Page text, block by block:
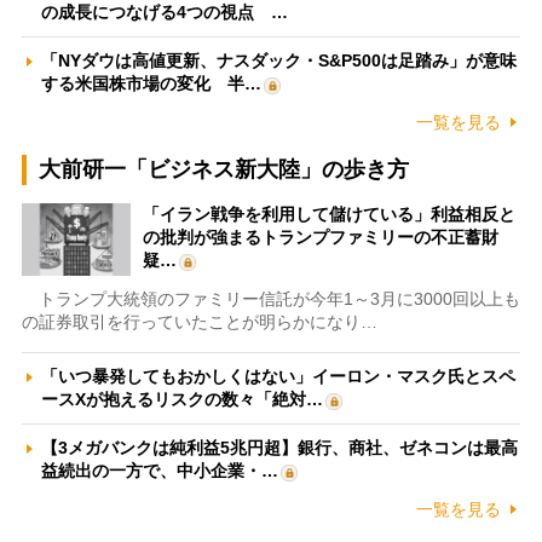
の成長につなげる4つの視点 …
「NYダウは高値更新、ナスダック・S&P500は足踏み」が意味
する米国株市場の変化 半…
一覧を見る
大前研一「ビジネス新大陸」の歩き方
「イラン戦争を利用して儲けている」利益相反と
の批判が強まるトランプファミリーの不正蓄財
疑…
トランプ大統領のファミリー信託が今年1～3月に3000回以上も
の証券取引を行っていたことが明らかになり…
「いつ暴発してもおかしくはない」イーロン・マスク氏とスペ
ースXが抱えるリスクの数々「絶対…
【3メガバンクは純利益5兆円超】銀行、商社、ゼネコンは最高
益続出の一方で、中小企業・…
一覧を見る